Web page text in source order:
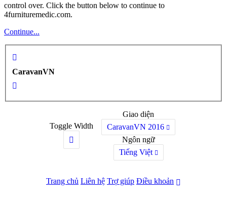
control over. Click the button below to continue to
4furnituremedic.com.
Continue...
CaravanVN
Toggle Width
Giao diện
CaravanVN 2016
Ngôn ngữ
Tiếng Việt
Trang chủ Liên hệ Trợ giúp Điều khoản